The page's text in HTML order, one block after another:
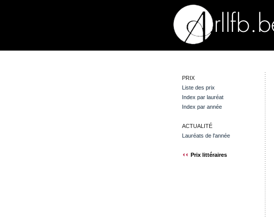
PRIX
Liste des prix
Index par lauréat
Index par année
ACTUALITÉ
Lauréats de l'année
Prix littéraires